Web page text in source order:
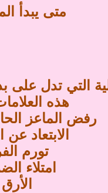
متى يبدأ
التي تدل على
هذه
رفض الماعز
الابتعاد عن
تورم
امتلاء
الأرق